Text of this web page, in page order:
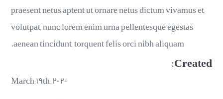
praesent netus aptent ut ornare netus dictum vivamus et
volutpat, nunc lorem enim urna pellentesque egestas
aenean tincidunt, torquent felis orci nibh aliquam.
Created:
March ۱۹th, ۲۰۲۰